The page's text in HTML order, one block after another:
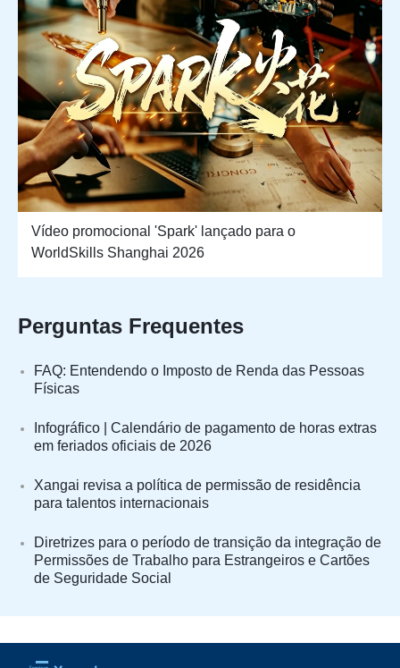
Vídeo promocional 'Spark' lançado para o
WorldSkills Shanghai 2026
Perguntas Frequentes
FAQ: Entendendo o Imposto de Renda das Pessoas
Físicas
Infográfico | Calendário de pagamento de horas extras
em feriados oficiais de 2026
Xangai revisa a política de permissão de residência
para talentos internacionais
Diretrizes para o período de transição da integração de
Permissões de Trabalho para Estrangeiros e Cartões
de Seguridade Social